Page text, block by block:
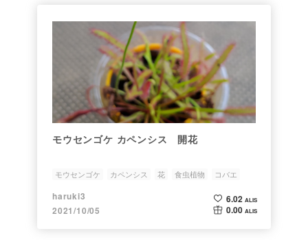
モウセンゴケ カペンシス 開花
モウセンゴケ カペンシス 花 食虫植物 コバエ
haruki3
2021/10/05
6.02 ALIS
0.00 ALIS